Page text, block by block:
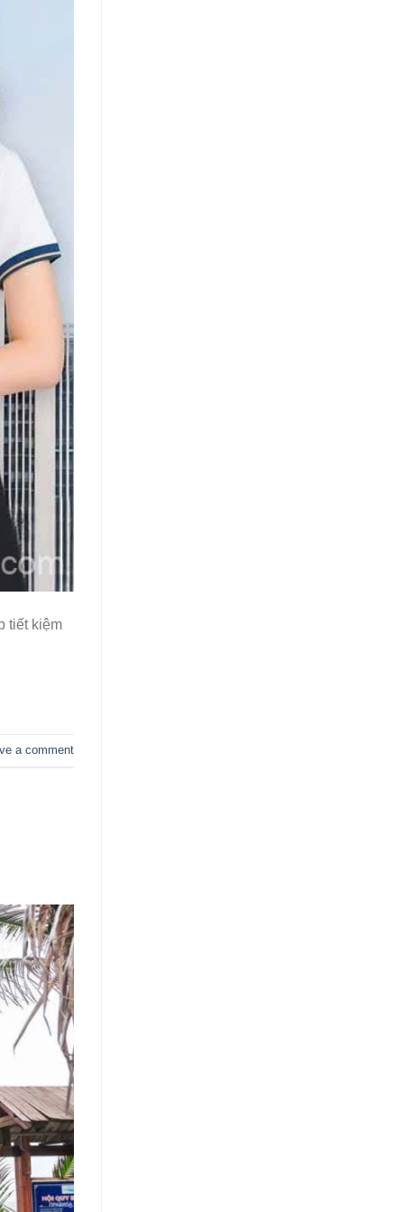
tiết kiệm
a comment